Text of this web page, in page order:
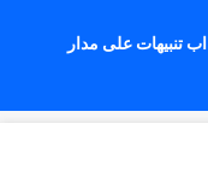
اب تنبيهات على مدار